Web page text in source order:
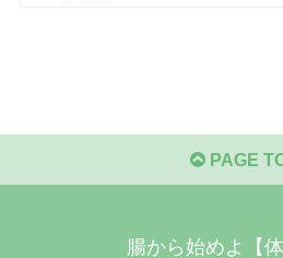
PAGE
腸から始めよ【体